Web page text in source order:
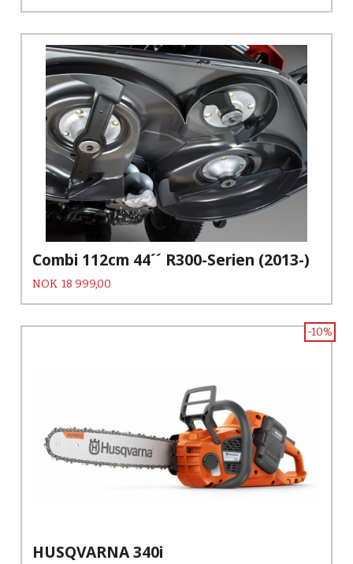
Combi 112cm 44´´ R300-Serien (2013-)
Pris
NOK 18 999,00
HUSQVARNA 340i
-10%